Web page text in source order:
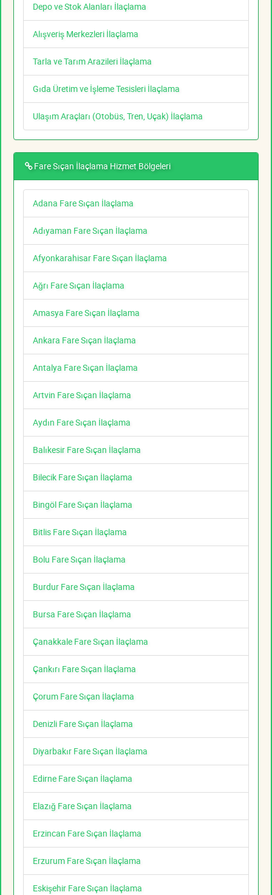
Depo ve Stok Alanları İlaçlama
Alışveriş Merkezleri İlaçlama
Tarla ve Tarım Arazileri İlaçlama
Gıda Üretim ve İşleme Tesisleri İlaçlama
Ulaşım Araçları (Otobüs, Tren, Uçak) İlaçlama
Fare Sıçan İlaçlama Hizmet Bölgeleri
Adana Fare Sıçan İlaçlama
Adıyaman Fare Sıçan İlaçlama
Afyonkarahisar Fare Sıçan İlaçlama
Ağrı Fare Sıçan İlaçlama
Amasya Fare Sıçan İlaçlama
Ankara Fare Sıçan İlaçlama
Antalya Fare Sıçan İlaçlama
Artvin Fare Sıçan İlaçlama
Aydın Fare Sıçan İlaçlama
Balıkesir Fare Sıçan İlaçlama
Bilecik Fare Sıçan İlaçlama
Bingöl Fare Sıçan İlaçlama
Bitlis Fare Sıçan İlaçlama
Bolu Fare Sıçan İlaçlama
Burdur Fare Sıçan İlaçlama
Bursa Fare Sıçan İlaçlama
Çanakkale Fare Sıçan İlaçlama
Çankırı Fare Sıçan İlaçlama
Çorum Fare Sıçan İlaçlama
Denizli Fare Sıçan İlaçlama
Diyarbakır Fare Sıçan İlaçlama
Edirne Fare Sıçan İlaçlama
Elazığ Fare Sıçan İlaçlama
Erzincan Fare Sıçan İlaçlama
Erzurum Fare Sıçan İlaçlama
Eskişehir Fare Sıçan İlaçlama